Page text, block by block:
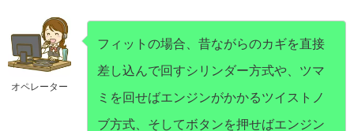
オペレーター
フィットの場合、昔ながらのカギを直接
差し込んで回すシリンダー方式や、ツマ
ミを回せばエンジンがかかるツイストノ
ブ方式、そしてボタンを押せばエンジン